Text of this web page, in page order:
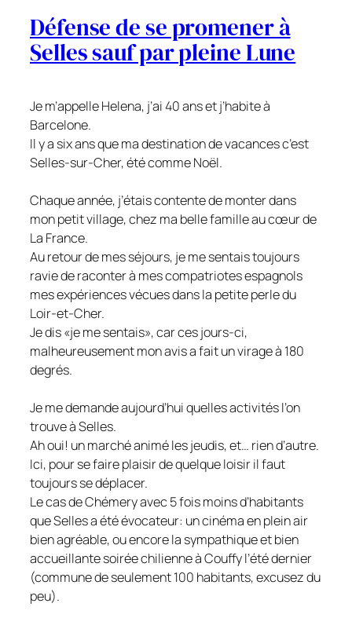
Défense de se promener à
Selles sauf par pleine Lune
Je m’appelle Helena, j’ai 40 ans et j’habite à
Barcelone.
Il y a six ans que ma destination de vacances c’est
Selles-sur-Cher, été comme Noël.
Chaque année, j’étais contente de monter dans
mon petit village, chez ma belle famille au cœur de
La France.
Au retour de mes séjours, je me sentais toujours
ravie de raconter à mes compatriotes espagnols
mes expériences vécues dans la petite perle du
Loir-et-Cher.
Je dis «je me sentais», car ces jours-ci,
malheureusement mon avis a fait un virage à 180
degrés.
Je me demande aujourd’hui quelles activités l’on
trouve à Selles.
Ah oui! un marché animé les jeudis, et… rien d’autre.
Ici, pour se faire plaisir de quelque loisir il faut
toujours se déplacer.
Le cas de Chémery avec 5 fois moins d’habitants
que Selles a été évocateur: un cinéma en plein air
bien agréable, ou encore la sympathique et bien
accueillante soirée chilienne à Couffy l’été dernier
(commune de seulement 100 habitants, excusez du
peu).